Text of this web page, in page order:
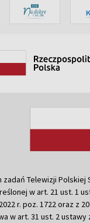
Telewizji Polskiej
w art. 21 ust. 1
r. poz. 1722 oraz z
w art. 31 ust. 2 ustawy